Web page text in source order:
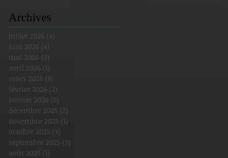
Archives
juillet 2026 (4)
juin 2026 (4)
mai 2026 (3)
avril 2026 (1)
mars 2026 (8)
février 2026 (2)
janvier 2026 (5)
décembre 2025 (2)
novembre 2025 (1)
octobre 2025 (3)
septembre 2025 (3)
août 2025 (1)